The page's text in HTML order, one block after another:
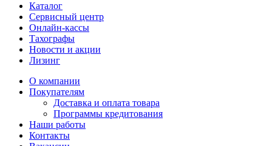
Каталог
Сервисный центр
Онлайн-кассы
Тахографы
Новости и акции
Лизинг
О компании
Покупателям
Доставка и оплата товара
Программы кредитования
Наши работы
Контакты